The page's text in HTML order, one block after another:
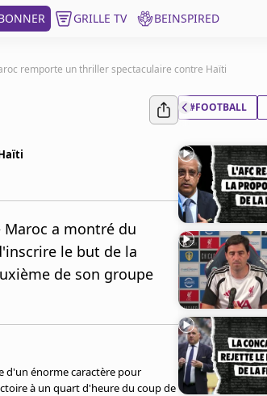
GRILLE TV BEINSPIRED
remporte un thriller spectaculaire contre Haïti
a montré du
le but de la
de son groupe
d'un énorme caractère pour
à un quart d'heure du coup de
#FOOTBALL